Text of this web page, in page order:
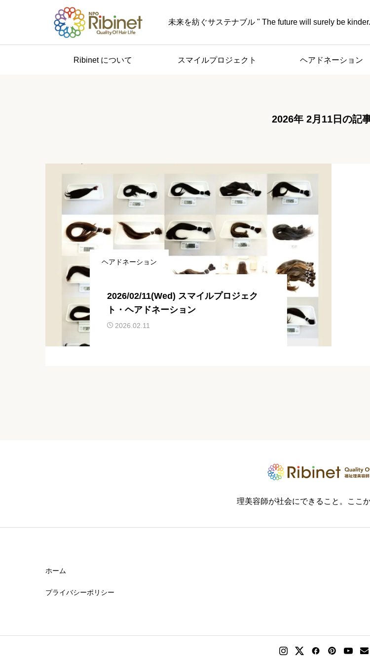
未来を紡ぐサステナブル " The future will surely be
Ribinet について スマイルプロジェクト ヘアドネーション
2026年 2月11日の記
ヘアドネーション
2026/02/11(Wed) スマイルプロジェク
ト・ヘアドネーション
2026.02.11
理美容師が社会にできること。ここ
ホーム
プライバシーポリシー